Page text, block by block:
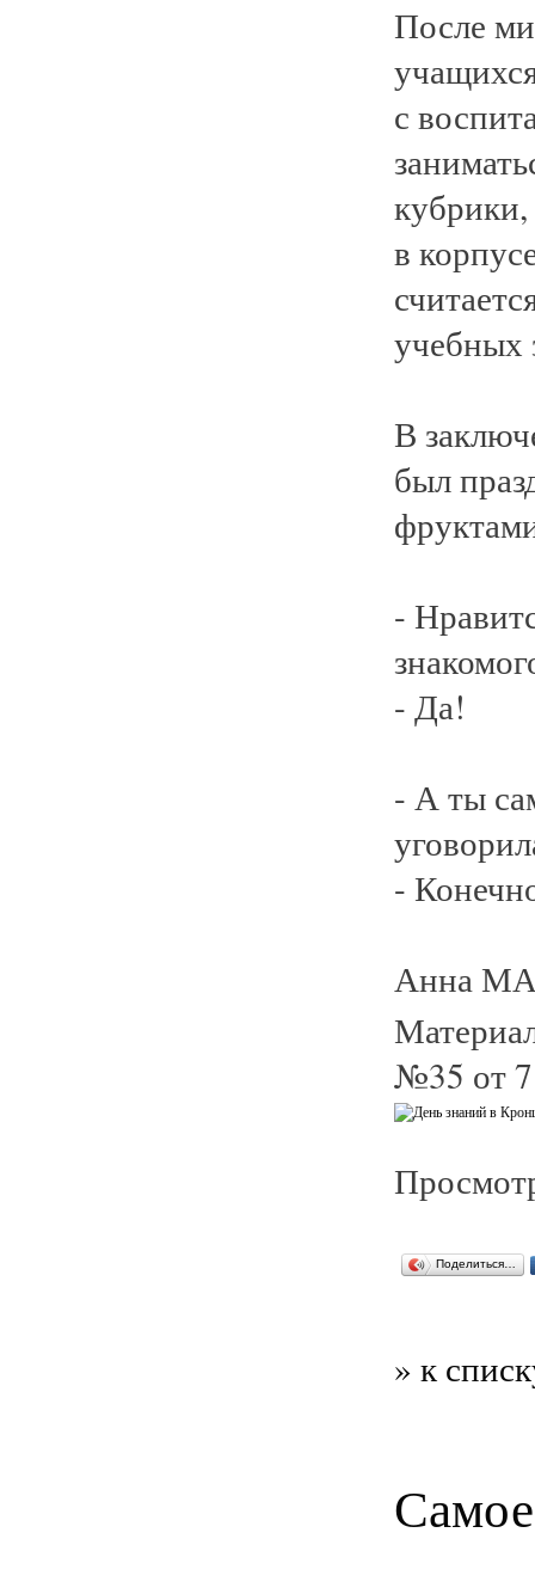
После
с
в
учебных
В
был
-
- Да!
- А ты
-
Анна
№35 от 7
Поделиться…
» к